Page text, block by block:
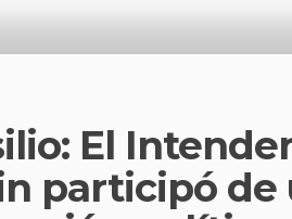
El
participó de